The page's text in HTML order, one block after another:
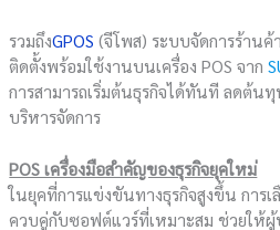
รวมถึงGPOS (จีโพส) ระบบจัดการร้านค้
ติดตั้งพร้อมใช้งานบนเครื่อง POS จาก
การสามารถเริ่มต้นธุรกิจได้ทันที ลดต้น
บริหารจัดการ
POS เครื่องมือสำคัญของธุรกิจยุคใหม่
ในยุคที่การแข่งขันทางธุรกิจสูงขึ้น การเ
ควบคู่กับซอฟต์แวร์ที่เหมาะสม ช่วยให้ผู้